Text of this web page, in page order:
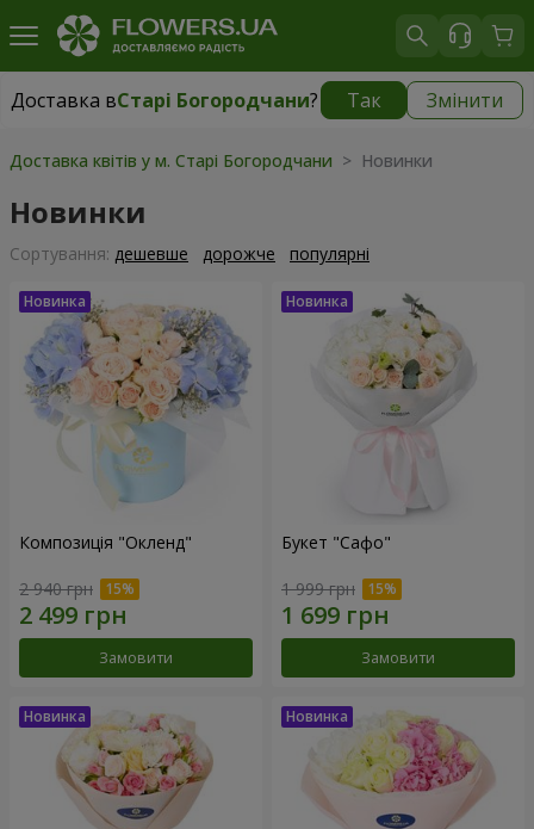
Доставка вСтарі Богородчани? Так Змінити
Доставка вСтарі Богородчани|безкоштовно
Доставка квітів у м. Старі Богородчани > Новинки
Новинки
Сортування: дешевше дорожче популярні
Композиція "Окленд"
2 940 грн
Замовити
Букет "Сафо"
1 999 грн
Замовити